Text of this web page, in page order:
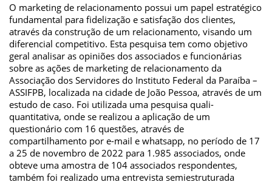
O marketing de relacionamento possui um papel estratégico
fundamental para fidelização e satisfação dos clientes,
através da construção de um relacionamento, visando um
diferencial competitivo. Esta pesquisa tem como objetivo
geral analisar as opiniões dos associados e funcionárias
sobre as ações de marketing de relacionamento da
Associação dos Servidores do Instituto Federal da Paraíba –
ASSIFPB, localizada na cidade de João Pessoa, através de um
estudo de caso. Foi utilizada uma pesquisa quali-
quantitativa, onde se realizou a aplicação de um
questionário com 16 questões, através de
compartilhamento por e-mail e whatsapp, no período de 17
a 25 de novembro de 2022 para 1.985 associados, onde
obteve uma amostra de 104 associados respondentes,
também foi realizado uma entrevista semiestruturada